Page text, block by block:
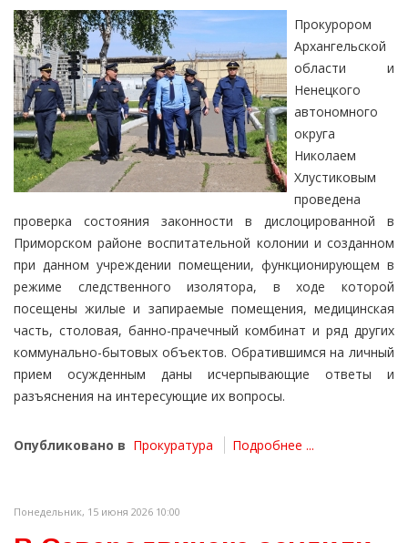
Прокурором
Архангельской
области и
Ненецкого
автономного
округа
Николаем
Хлустиковым
проведена
проверка состояния законности в дислоцированной в
Приморском районе воспитательной колонии и созданном
при данном учреждении помещении, функционирующем в
режиме следственного изолятора, в ходе которой
посещены жилые и запираемые помещения, медицинская
часть, столовая, банно-прачечный комбинат и ряд других
коммунально-бытовых объектов. Обратившимся на личный
прием осужденным даны исчерпывающие ответы и
разъяснения на интересующие их вопросы.
Опубликовано в Прокуратура Подробнее ...
Понедельник, 15 июня 2026 10:00